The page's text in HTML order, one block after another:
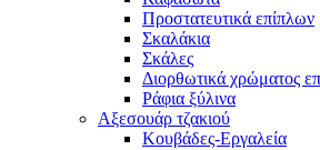
Προστατευτικά επίπλων
Σκαλάκια
Σκάλες
Διορθωτικά χρώματος
Ράφια ξύλινα
Αξεσουάρ τζακιού
Κουβάδες-Εργαλεία